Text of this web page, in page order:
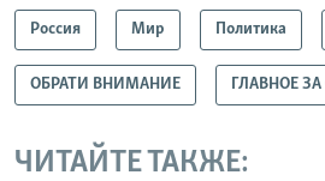
Россия Мир Политика
ОБРАТИ ВНИМАНИЕ ГЛАВНОЕ
ЧИТАЙТЕ ТАКЖЕ: